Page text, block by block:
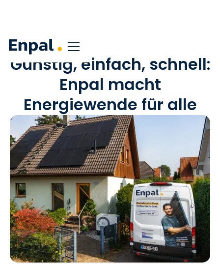
Günstig, einfach, schnell:
Enpal macht
Energiewende für alle